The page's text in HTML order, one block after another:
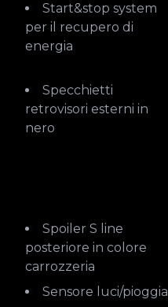
Start&stop system
per il recupero di
energia
Specchietti
retrovisori esterni in
nero
Spoiler S line
posteriore in colore
carrozzeria
Sensore luci/pioggia